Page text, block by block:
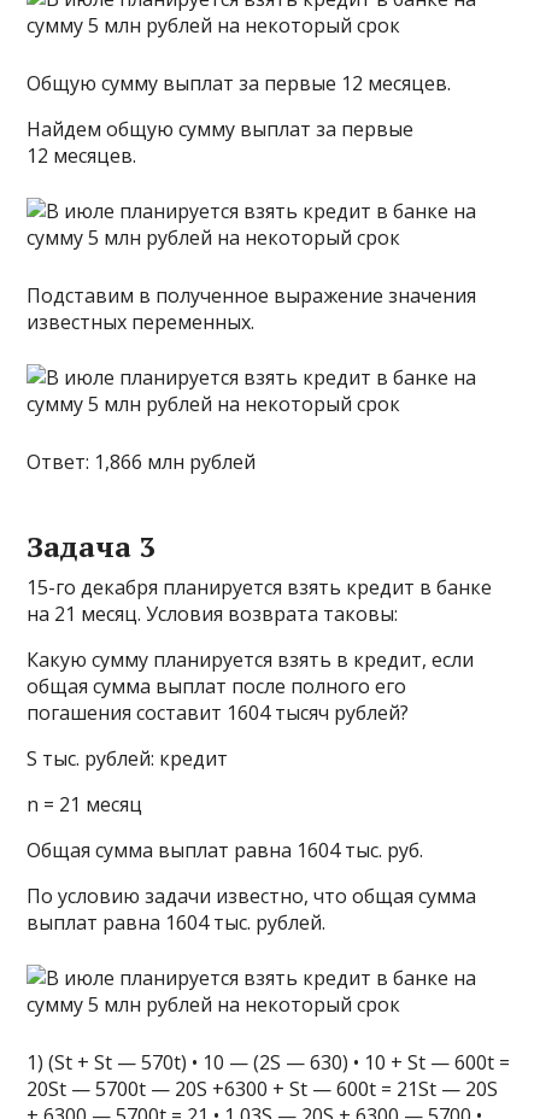
Общую сумму выплат за первые 12 месяцев.
Найдем общую сумму выплат за первые
12 месяцев.
Подставим в полученное выражение значения
известных переменных.
Ответ: 1,866 млн рублей
Задача 3
15-го декабря планируется взять кредит в банке
на 21 месяц. Условия возврата таковы:
Какую сумму планируется взять в кредит, если
общая сумма выплат после полного его
погашения составит 1604 тысяч рублей?
S тыс. рублей: кредит
n = 21 месяц
Общая сумма выплат равна 1604 тыс. руб.
По условию задачи известно, что общая сумма
выплат равна 1604 тыс. рублей.
1) (St + St — 570t) • 10 — (2S — 630) • 10 + St — 600t =
20St — 5700t — 20S +6300 + St — 600t = 21St — 20S